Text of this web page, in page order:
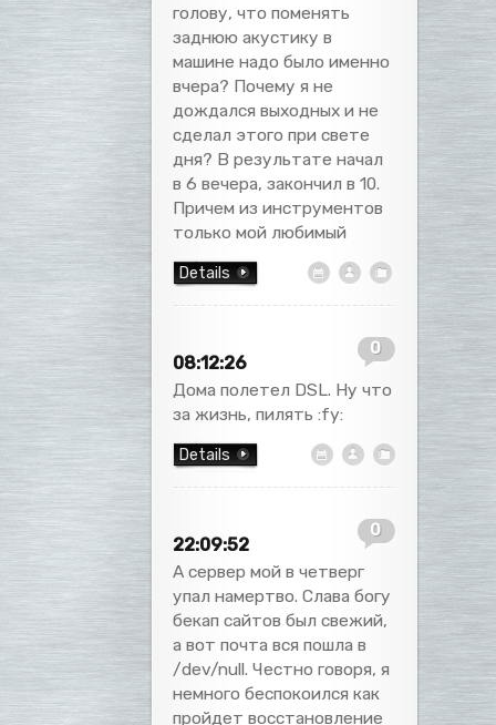
голову, что поменять
заднюю акустику в
машине надо было именно
вчера? Почему я не
дождался выходных и не
сделал этого при свете
дня? В результате начал
в 6 вечера, закончил в 10.
Причем из инструментов
только мой любимый
Details
0
08:12:26
Дома полетел DSL. Ну что
за жизнь, пилять :fy:
Details
0
22:09:52
А сервер мой в четверг
упал намертво. Слава богу
бекап сайтов был свежий,
а вот почта вся пошла в
/dev/null. Честно говоря, я
немного беспокоился как
пройдет восстановление